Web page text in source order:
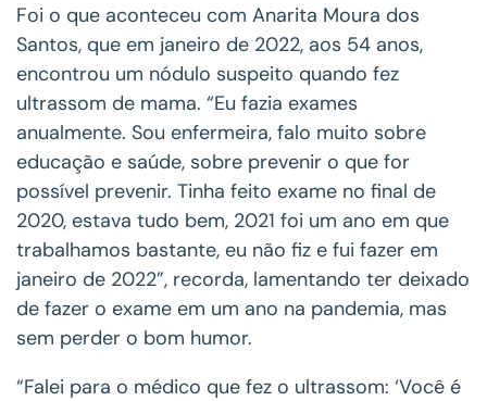
Foi o que aconteceu com Anarita Moura dos
Santos, que em janeiro de 2022, aos 54 anos,
encontrou um nódulo suspeito quando fez
ultrassom de mama. “Eu fazia exames
anualmente. Sou enfermeira, falo muito sobre
educação e saúde, sobre prevenir o que for
possível prevenir. Tinha feito exame no final de
2020, estava tudo bem, 2021 foi um ano em que
trabalhamos bastante, eu não fiz e fui fazer em
janeiro de 2022”, recorda, lamentando ter deixado
de fazer o exame em um ano na pandemia, mas
sem perder o bom humor.
“Falei para o médico que fez o ultrassom: ‘Você é